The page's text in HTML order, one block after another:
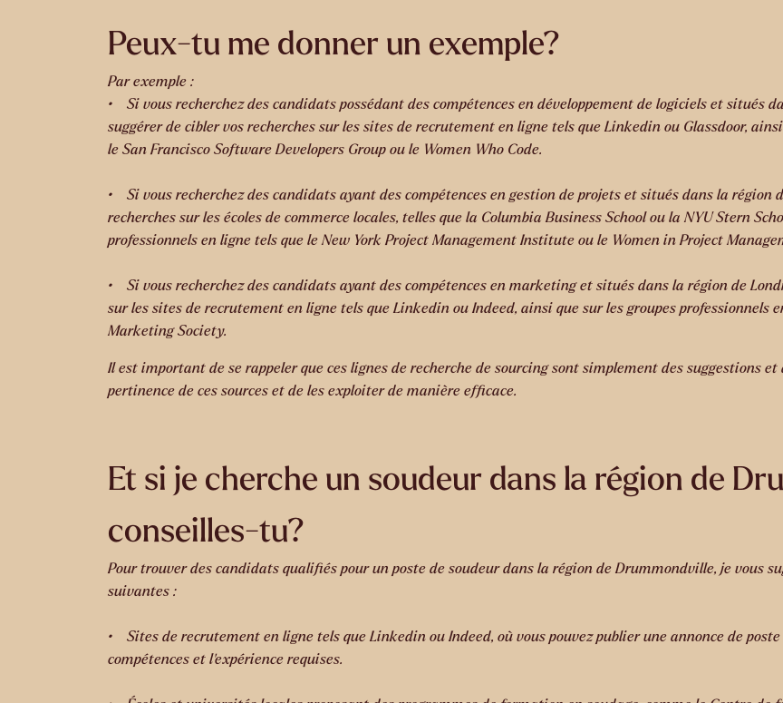
Peux-tu me donner un exemple?
Par exemple :
• Si vous recherchez des candidats possédant des compétences en développement de logiciels et situés
suggérer de cibler vos recherches sur les sites de recrutement en ligne tels que Linkedin ou Glassdoor,
le San Francisco Software Developers Group ou le Women Who Code.
• Si vous recherchez des candidats ayant des compétences en gestion de projets et situés dans la région
recherches sur les écoles de commerce locales, telles que la Columbia Business School ou la NYU Stern
professionnels en ligne tels que le New York Project Management Institute ou le Women in Project
• Si vous recherchez des candidats ayant des compétences en marketing et situés dans la région de
sur les sites de recrutement en ligne tels que Linkedin ou Indeed, ainsi que sur les groupes
Marketing Society.
Il est important de se rappeler que ces lignes de recherche de sourcing sont simplement des suggestions
pertinence de ces sources et de les exploiter de manière efficace.
Et si je cherche un soudeur dans la région de
conseilles-tu?
Pour trouver des candidats qualifiés pour un poste de soudeur dans la région de Drummondville, je vous
suivantes :
• Sites de recrutement en ligne tels que Linkedin ou Indeed, où vous pouvez publier une annonce de
compétences et l’expérience requises.